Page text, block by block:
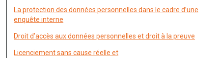
La protection des données personnelles dans le cadre d’une
enquête interne
Droit d’accès aux données personnelles et droit à la preuve
Licenciement sans cause réelle et